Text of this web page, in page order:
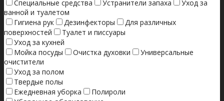
Специальные средства
Устранители запаха
Уход за
ванной и туалетом
Гигиена рук
Дезинфекторы
Для различных
поверхностей
Туалет и писсуары
Уход за кухней
Мойка посуды
Очистка духовки
Универсальные
очистители
Уход за полом
Твердые полы
Ежедневная уборка
Полироли